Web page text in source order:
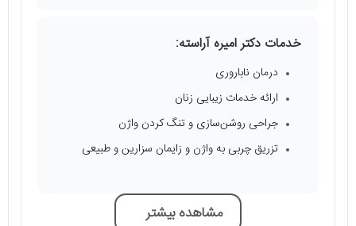
خدمات دکتر امیره آراسته:
درمان ناباروری
ارائه خدمات زیبایی زنان
جراحی روشن‌سازی و تنگ کردن واژن
تزریق چربی به واژن و زایمان سزارین و طبیعی
مشاهده بیشتر